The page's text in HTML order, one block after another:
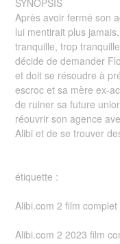
SYNOPSIS
Après avoir fermé son
lui mentirait plus
tranquille, trop
décide de demander
et doit se résoudre à
escroc et sa mère ex-
de ruiner sa future
réouvrir son agence
Alibi et de se trouver
étiquette :
Alibi.com 2 film complet
Alibi.com 2 2023 film